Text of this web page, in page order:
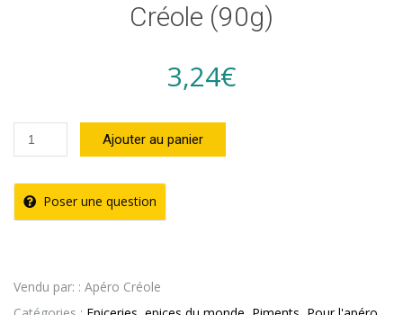
Créole (90g)
3,24€
quantité
de
Pâte
de
Chaleur
Ajouter au panier
Poser une question
Vendu par: : Apéro Créole